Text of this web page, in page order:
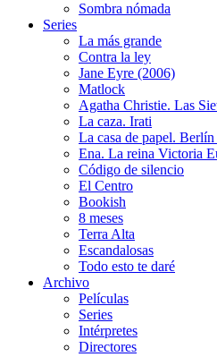
Sombra nómada
Series
La más grande
Contra la ley
Jane Eyre (2006)
Matlock
Agatha Christie. Las
La caza. Irati
La casa de papel.
Ena. La reina Victoria
Código de silencio
El Centro
Bookish
8 meses
Terra Alta
Escandalosas
Todo esto te daré
Archivo
Películas
Series
Intérpretes
Directores